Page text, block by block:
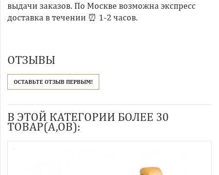
выдачи заказов. По Москве возможна экспресс
доставка в течении ⏰ 1-2 часов.
ОТЗЫВЫ
ОСТАВЬТЕ ОТЗЫВ ПЕРВЫМ!
В ЭТОЙ КАТЕГОРИИ БОЛЕЕ 30
ТОВАР(А,ОВ):